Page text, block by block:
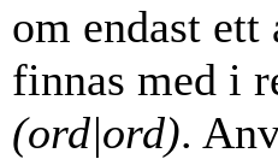
om endast ett
finnas med i
(ord|ord).